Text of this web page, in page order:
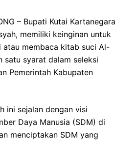
– Bupati Kutai Kartanegara
memiliki keinginan untuk
atau membaca kitab suci Al-
satu syarat dalam seleksi
Pemerintah Kabupaten
ini sejalan dengan visi
Daya Manusia (SDM) di
menciptakan SDM yang